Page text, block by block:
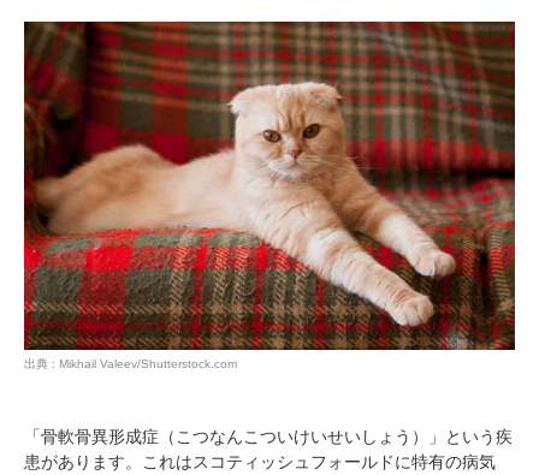
出典 : Mikhail Valeev/Shutterstock.com
「骨軟骨異形成症（こつなんこついけいせいしょう）」という疾
患があります。これはスコティッシュフォールドに特有の病気